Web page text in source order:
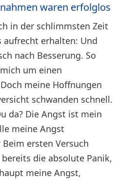
waren erfolglos
in der schlimmsten Zeit
aufrecht erhalten: Und
nach Besserung. So
um einen
meine Hoffnungen
schwanden schnell.
da? Die Angst ist mein
meine Angst
ersten Versuch
die absolute Panik,
meine Angst,